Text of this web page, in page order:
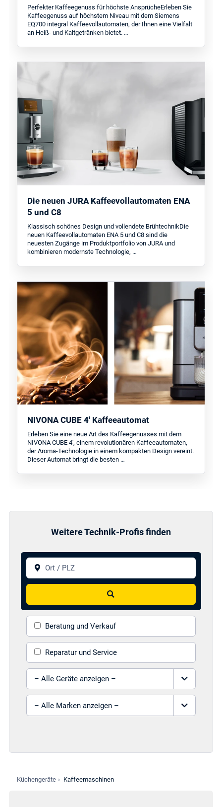
Perfekter Kaffeegenuss für höchste AnsprücheErleben Sie
Kaffeegenuss auf höchstem Niveau mit dem Siemens
EQ700 integral Kaffeevollautomaten, der Ihnen eine Vielfalt
an Heiß- und Kaltgetränken bietet. …
Die neuen JURA Kaffeevollautomaten ENA
5 und C8
Klassisch schönes Design und vollendete BrühtechnikDie
neuen Kaffeevollautomaten ENA 5 und C8 sind die
neuesten Zugänge im Produktportfolio von JURA und
kombinieren modernste Technologie, …
NIVONA CUBE 4' Kaffeeautomat
Erleben Sie eine neue Art des Kaffeegenusses mit dem
NIVONA CUBE 4', einem revolutionären Kaffeeautomaten,
der Aroma-Technologie in einem kompakten Design vereint.
Dieser Automat bringt die besten …
Weitere Technik-Profis finden
Ort / PLZ
Suchen
Beratung und Verkauf
Reparatur und Service
Gerät auswählen
Marke auswählen
Küchengeräte › Kaffeemaschinen